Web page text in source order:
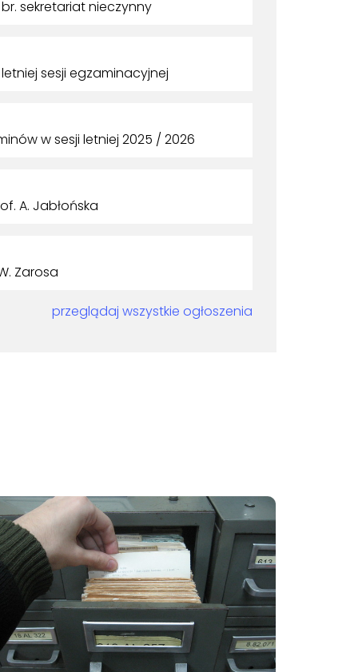
br. sekretariat nieczynny
sesji egzaminacyjnej
w sesji letniej 2025 / 2026
A. Jabłońska
Zarosa
przeglądaj wszystkie ogłoszenia